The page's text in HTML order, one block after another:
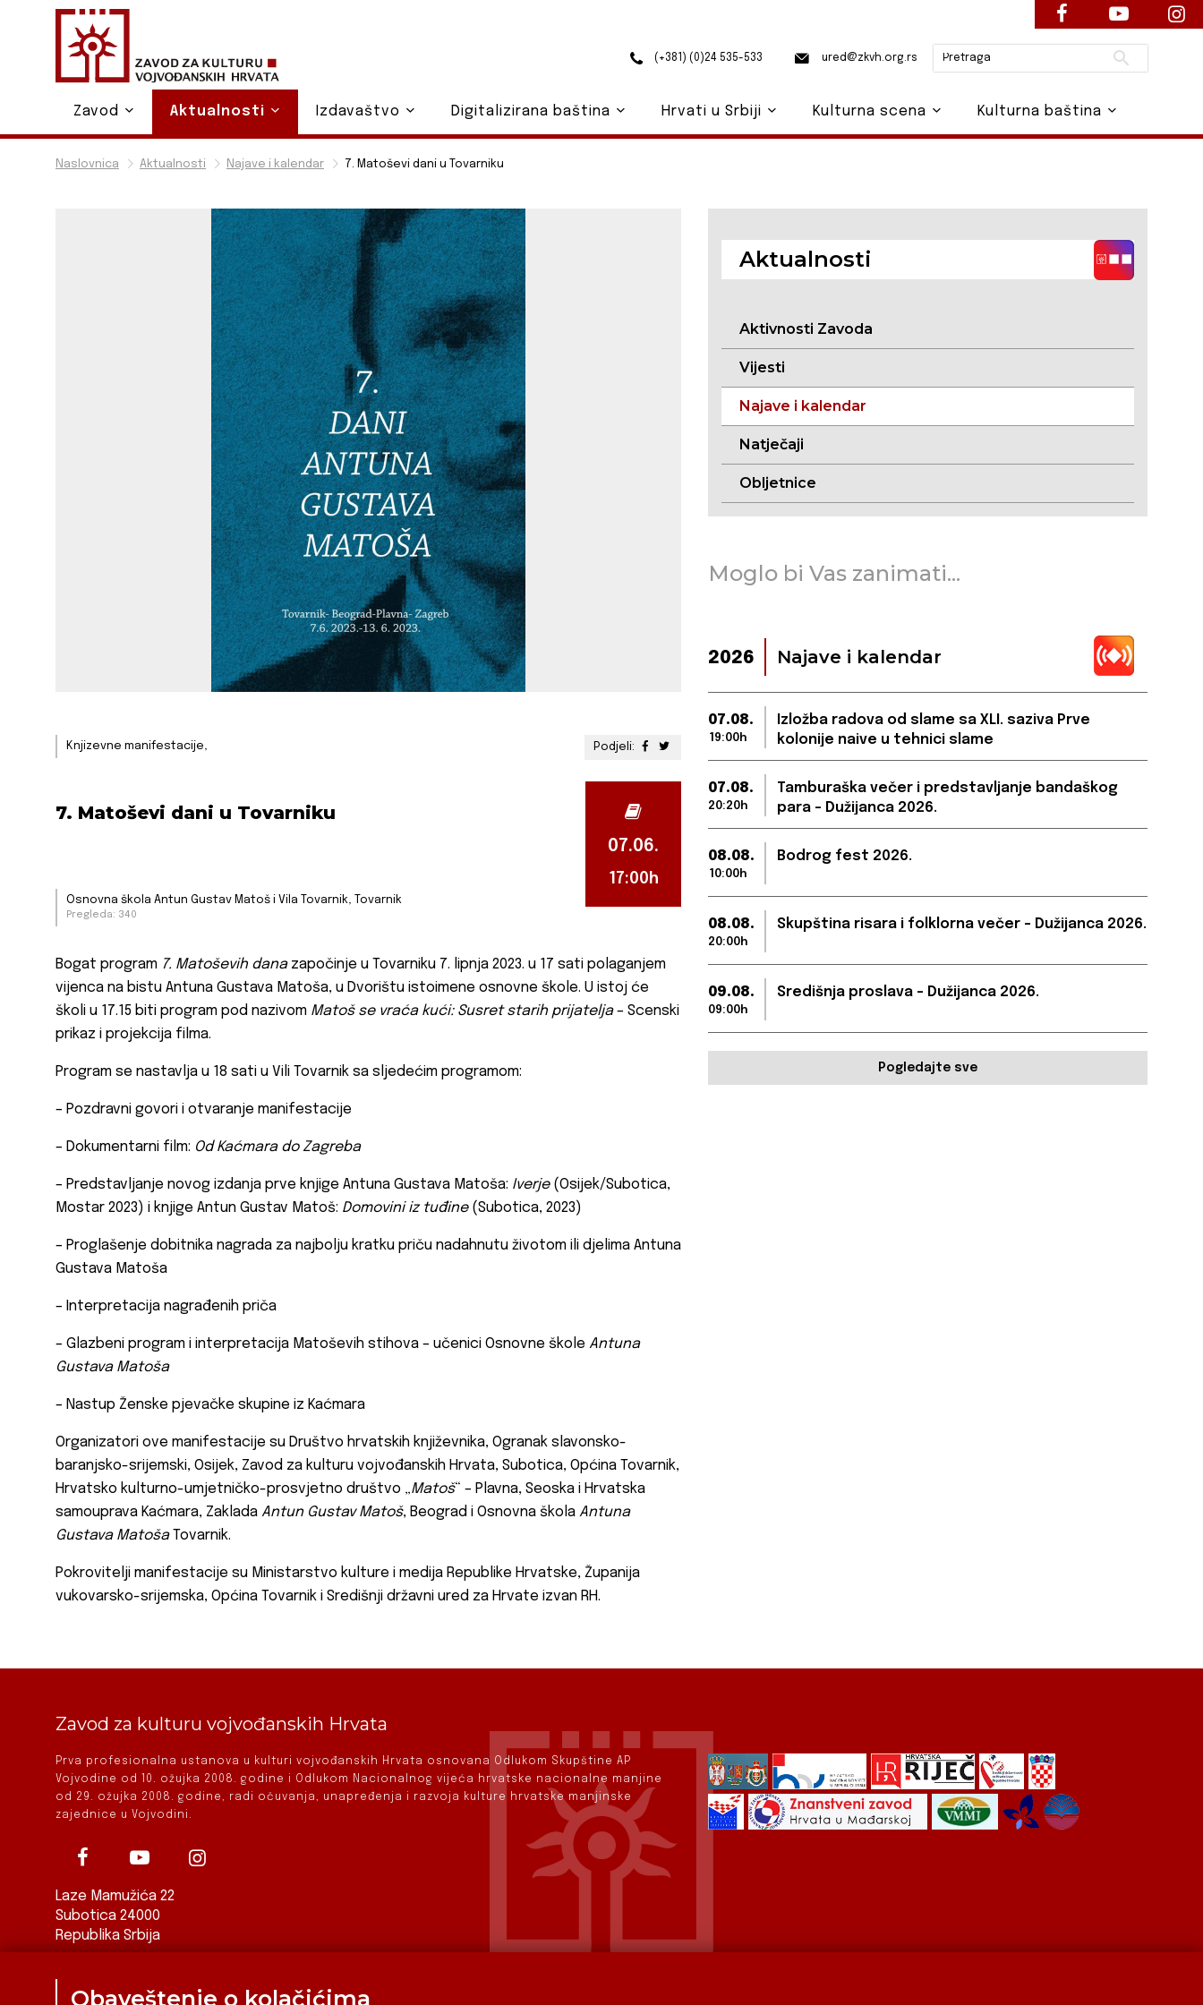
Naslovnica Aktualnosti Najave i kalendar 7. Matoševi dani u Tovarniku
Podjeli:
Knjizevne manifestacije,
07.06.
17:00h
7. Matoševi dani u Tovarniku
Osnovna škola Antun Gustav Matoš i Vila Tovarnik, Tovarnik
Pregleda: 340
Bogat program 7. Matoševih danazapočinje u Tovarniku 7. lipnja 2023. u 17 sati polaganjem
vijenca na bistu Antuna Gustava Matoša, u Dvorištu istoimene osnovne škole. U istoj će
školi u 17.15 biti program pod nazivom Matoš se vraća kući: Susret starih prijatelja– Scenski
prikaz i projekcija filma.
Program se nastavlja u 18 sati u Vili Tovarnik sa sljedećim programom:
– Pozdravni govori i otvaranje manifestacije
– Dokumentarni film: Od Kaćmara do Zagreba
– Predstavljanje novog izdanja prve knjige Antuna Gustava Matoša: Iverje (Osijek/Subotica,
Mostar 2023) i knjige Antun Gustav Matoš: Domovini iz tuđine(Subotica, 2023)
– Proglašenje dobitnika nagrada za najbolju kratku priču nadahnutu životom ili djelima Antuna
Gustava Matoša
– Interpretacija nagrađenih priča
– Glazbeni program i interpretacija Matoševih stihova – učenici Osnovne škole Antuna
Gustava Matoša
– Nastup Ženske pjevačke skupine iz Kaćmara
Organizatori ove manifestacije su Društvo hrvatskih književnika, Ogranak slavonsko-
baranjsko-srijemski, Osijek, Zavod za kulturu vojvođanskih Hrvata, Subotica, Općina Tovarnik,
Hrvatsko kulturno-umjetničko-prosvjetno društvo „Matoš“ – Plavna, Seoska i Hrvatska
samouprava Kaćmara, Zaklada Antun Gustav Matoš, Beograd i Osnovna škola Antuna
Gustava Matoša Tovarnik.
Pokrovitelji manifestacije su Ministarstvo kulture i medija Republike Hrvatske, Županija
vukovarsko-srijemska, Općina Tovarnik i Središnji državni ured za Hrvate izvan RH.
Aktualnosti
Aktivnosti Zavoda
Vijesti
Najave i kalendar
Natječaji
Obljetnice
Moglo bi Vas zanimati...
2026 Najave i kalendar
07.08.
19:00h
Izložba radova od slame sa XLI. saziva Prve
kolonije naive u tehnici slame
07.08.
20:20h
Tamburaška večer i predstavljanje bandaškog
para – Dužijanca 2026.
08.08.
10:00h
Bodrog fest 2026.
08.08.
20:00h
Skupština risara i folklorna večer – Dužijanca 2026.
09.08.
09:00h
Središnja proslava – Dužijanca 2026.
Pogledajte sve
Zavod za kulturu vojvođanskih Hrvata
Prva profesionalna ustanova u kulturi vojvođanskih Hrvata osnovana Odlukom Skupštine AP
Vojvodine od 10. ožujka 2008. godine i Odlukom Nacionalnog vijeća hrvatske nacionalne manjine
od 29. ožujka 2008. godine, radi očuvanja, unapređenja i razvoja kulture hrvatske manjinske
zajednice u Vojvodini.
Laze Mamužića 22
Subotica 24000
Republika Srbija
Obaveštenje o kolačićima
(+381) (0)24 535-533 ured@zkvh.org.rs Pretraži
Zavod Aktualnosti Izdavaštvo Digitalizirana baština Hrvati u Srbiji Kulturna scena Kulturna baština